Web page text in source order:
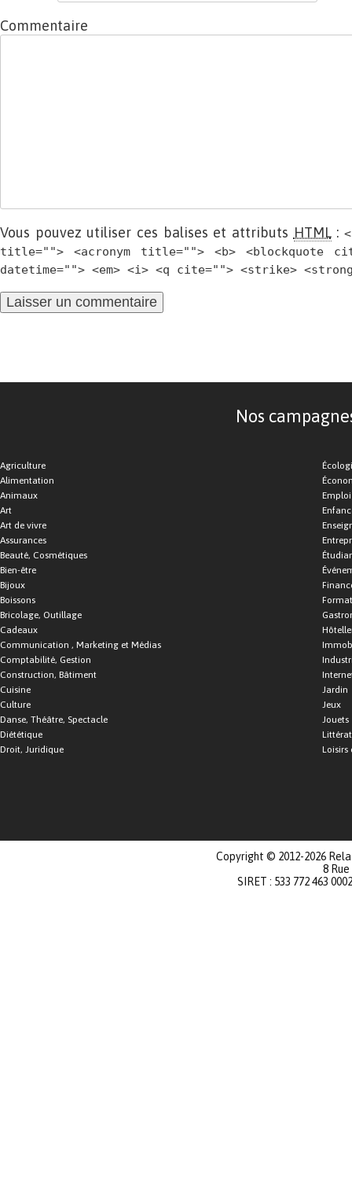
Commentaire
Vous pouvez utiliser ces balises et attributs HTML:
title=""> <acronym title=""> <b> <blockquote
datetime=""> <em> <i> <q cite=""> <strike>
Nos
Agriculture
Alimentation
Animaux
Art
Art de vivre
Assurances
Beauté, Cosmétiques
Bien-être
Bijoux
Boissons
Bricolage, Outillage
Cadeaux
Communication , Marketing et Médias
Comptabilité, Gestion
Construction, Bâtiment
Cuisine
Culture
Danse, Théâtre, Spectacle
Diététique
Droit, Juridique
Emploi
Jardin
Jeux
Jouets
Loisirs
Copyright © 2012-2026
8
SIRET : 533 772 463